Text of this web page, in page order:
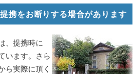
携をお断りする場合があります
、提携時に
います。さら
ら実際に頂く